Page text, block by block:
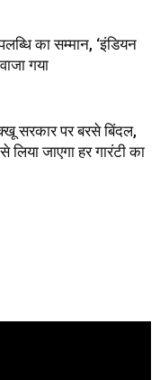
का सम्मान, ‘इंडियन
गया
सरकार पर बरसे बिंदल,
लिया जाएगा हर गारंटी का